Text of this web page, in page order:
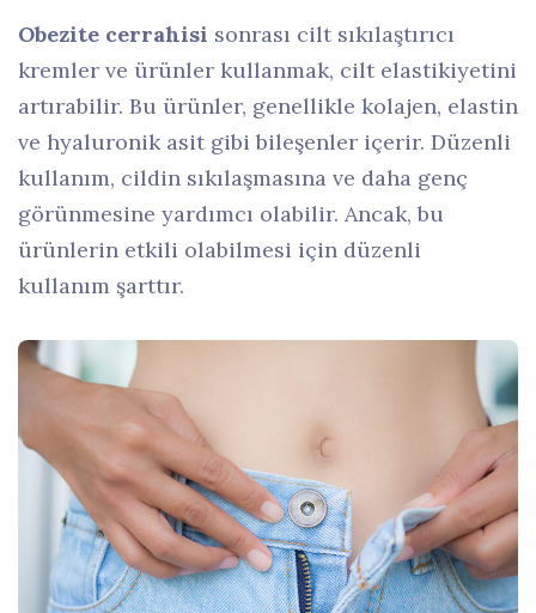
Obezite cerrahisi sonrası cilt sıkılaştırıcı
kremler ve ürünler kullanmak, cilt elastikiyetini
artırabilir. Bu ürünler, genellikle kolajen, elastin
ve hyaluronik asit gibi bileşenler içerir. Düzenli
kullanım, cildin sıkılaşmasına ve daha genç
görünmesine yardımcı olabilir. Ancak, bu
ürünlerin etkili olabilmesi için düzenli
kullanım şarttır.